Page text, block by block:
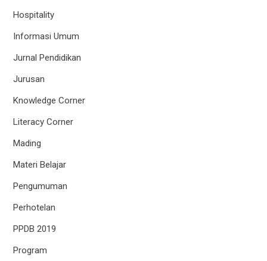
Hospitality
Informasi Umum
Jurnal Pendidikan
Jurusan
Knowledge Corner
Literacy Corner
Mading
Materi Belajar
Pengumuman
Perhotelan
PPDB 2019
Program